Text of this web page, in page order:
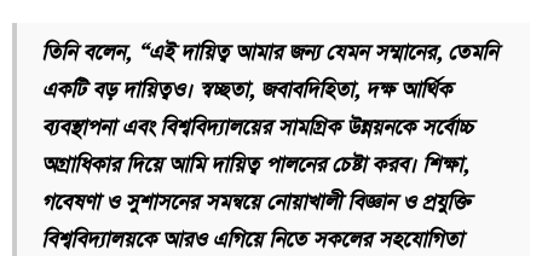
তিনি বলেন, “এই দায়িত্ব আমার জন্য যেমন সম্মানের, তেমনি
একটি বড় দায়িত্বও। স্বচ্ছতা, জবাবদিহিতা, দক্ষ আর্থিক
ব্যবস্থাপনা এবং বিশ্ববিদ্যালয়ের সামগ্রিক উন্নয়নকে সর্বোচ্চ
অগ্রাধিকার দিয়ে আমি দায়িত্ব পালনের চেষ্টা করব। শিক্ষা,
গবেষণা ও সুশাসনের সমন্বয়ে নোয়াখালী বিজ্ঞান ও প্রযুক্তি
বিশ্ববিদ্যালয়কে আরও এগিয়ে নিতে সকলের সহযোগিতা